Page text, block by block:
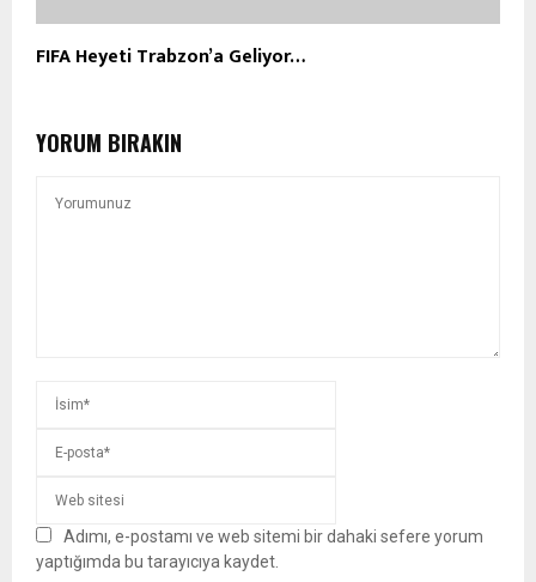
FIFA Heyeti Trabzon’a Geliyor…
YORUM BIRAKIN
Adımı, e-postamı ve web sitemi bir dahaki sefere yorum
yaptığımda bu tarayıcıya kaydet.